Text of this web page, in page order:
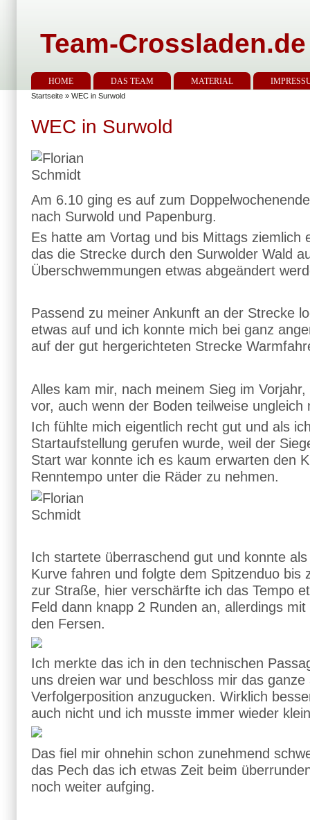
Team-Crossladen.de
HOME DAS TEAM MATERIAL
Startseite » WEC in Surwold
WEC in Surwold
Am 6.10 ging es auf zum
nach Surwold und Papenburg.
Es hatte am Vortag und bis Mittags ziemlich
das die Strecke durch den Surwolder Wald
Überschwemmungen etwas abgeändert
Passend zu meiner Ankunft an der Strecke
etwas auf und ich konnte mich bei ganz
auf der gut hergerichteten Strecke
Alles kam mir, nach meinem Sieg im
vor, auch wenn der Boden teilweise ungleich
Ich fühlte mich eigentlich recht gut und als
Startaufstellung gerufen wurde, weil der
Start war konnte ich es kaum erwarten den
Renntempo unter die Räder zu nehmen.
Ich startete überraschend gut und konnte
Kurve fahren und folgte dem Spitzenduo bis
zur Straße, hier verschärfte ich das Tempo
Feld dann knapp 2 Runden an, allerdings
den Fersen.
Ich merkte das ich in den technischen
uns dreien war und beschloss mir das ganze
Verfolgerposition anzugucken. Wirklich
auch nicht und ich musste immer wieder
Das fiel mir ohnehin schon zunehmend
das Pech das ich etwas Zeit beim
noch weiter aufging.